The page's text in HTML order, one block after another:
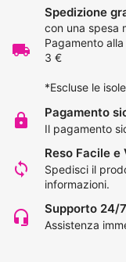
local_shipping
Spedizione
con una spesa
Pagamento
3 €
*Escluse le
lock Pagamento
Il pagamento
loop
Reso Facile e
Spedisci il
informazioni.
headset_mic Supporto 24/7
Assistenza